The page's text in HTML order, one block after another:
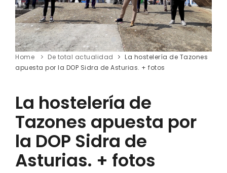
Home De total actualidad
La hostelería de Tazones
apuesta por la DOP Sidra de Asturias. + fotos
La hostelería de
Tazones apuesta por
la DOP Sidra de
Asturias. + fotos